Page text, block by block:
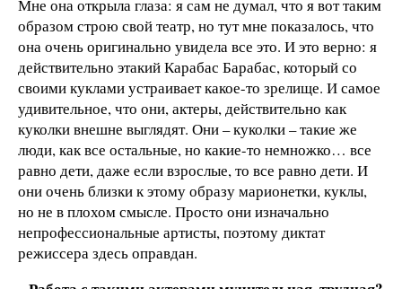
Мне она открыла глаза: я сам не думал, что я вот таким
образом строю свой театр, но тут мне показалось, что
она очень оригинально увидела все это. И это верно: я
действительно этакий Карабас Барабас, который со
своими куклами устраивает какое-то зрелище. И самое
удивительное, что они, актеры, действительно как
куколки внешне выглядят. Они – куколки – такие же
люди, как все остальные, но какие-то немножко… все
равно дети, даже если взрослые, то все равно дети. И
они очень близки к этому образу марионетки, куклы,
но не в плохом смысле. Просто они изначально
непрофессиональные артисты, поэтому диктат
режиссера здесь оправдан.